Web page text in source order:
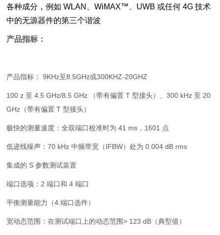
各种成分，例如 WLAN、WiMAX™、UWB 或任何 4G 技术
中的无源器件的第三个谐波
产品指标：
产品指标： 9KHz至8.5GHz或300KHZ-20GHZ
100 z 至 4.5 GHz/8.5 GHz （带有偏置 T 型接头）、300 kHz 至 20
GHz（带有偏置 T 型接头）
极快的测量速度：全双端口校准时为 41 ms，1601 点
低迹线噪声：70 kHz 中频带宽（IFBW）处为 0.004 dB rms
集成的 S 参数测试装置
端口选项：2 端口和 4 端口
平衡测量能力（4 端口选件）
宽动态范围：在测试端口上的动态范围> 123 dB（典型值）